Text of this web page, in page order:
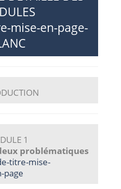
1
problématiques